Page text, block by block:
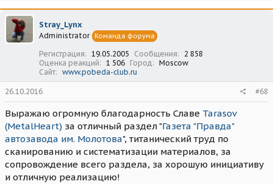
Stray_Lynx
Administrator Команда форума
Регистрация 19.05.2005 Сообщения
2 858
Оценка реакций
1 506 Город
Moscow
Сайт
www.pobeda-club.ru
26.10.2016 #68
Выражаю огромную благодарность Славе Tarasov
(MetalHeart) за отличный раздел "Газета "Правда"
автозавода им. Молотова", титанический труд по
сканированию и систематизации материалов, за
сопровождение всего раздела, за хорошую инициативу
и отличную реализацию!